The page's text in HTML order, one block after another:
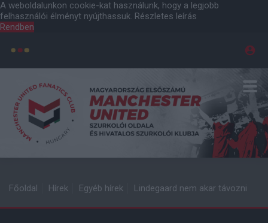
A weboldalunkon cookie-kat használunk, hogy a legjobb
felhasználói élményt nyújthassuk. Részletes leírás
Rendben
Főoldal Hírek Egyéb hírek Lindegaard nem akar távozni